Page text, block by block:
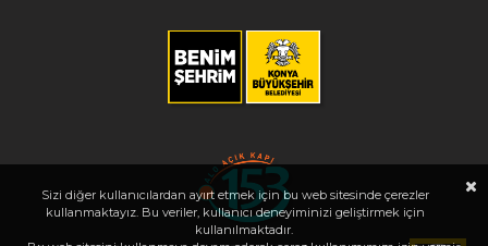
Sizi diğer kullanıcılardan ayırt etmek için bu web sitesinde çerezler
kullanmaktayız. Bu veriler, kullanıcı deneyiminizi geliştirmek için
kullanılmaktadır.